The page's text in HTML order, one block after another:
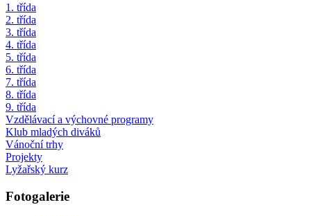
1. třída
2. třída
3. třída
4. třída
5. třída
6. třída
7. třída
8. třída
9. třída
Vzdělávací a výchovné programy
Klub mladých diváků
Vánoční trhy
Projekty
Lyžařský kurz
Fotogalerie